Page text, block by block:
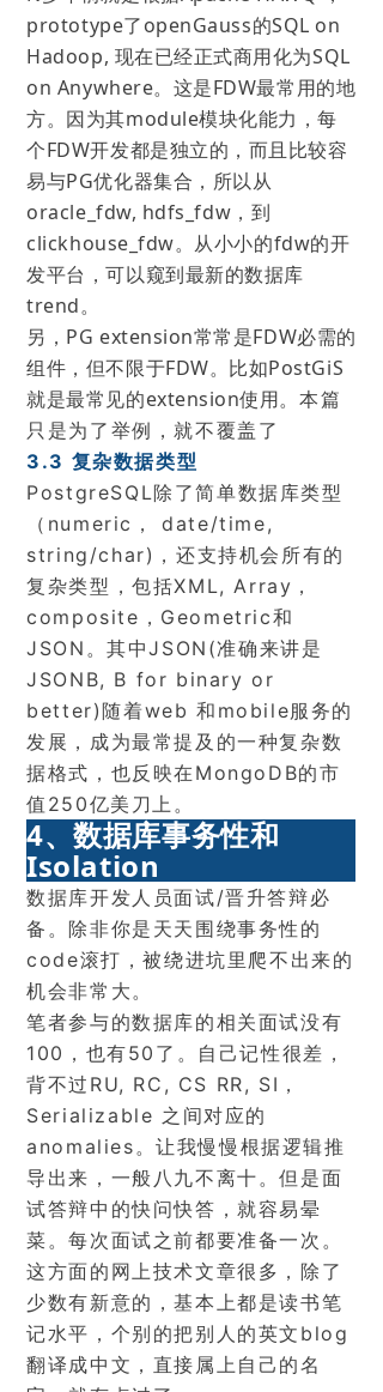
prototype了openGauss的SQL on
Hadoop, 现在已经正式商用化为SQL
on Anywhere。这是FDW最常用的地
方。因为其module模块化能力，每
个FDW开发都是独立的，而且比较容
易与PG优化器集合，所以从
oracle_fdw, hdfs_fdw，到
clickhouse_fdw。从小小的fdw的开
发平台，可以窥到最新的数据库
trend。
另，PG extension常常是FDW必需的
组件，但不限于FDW。比如PostGiS
就是最常见的extension使用。本篇
只是为了举例，就不覆盖了
3.3 复杂数据类型
PostgreSQL除了简单数据库类型
（numeric， date/time,
string/char)，还支持机会所有的
复杂类型，包括XML, Array，
composite，Geometric和
JSON。其中JSON(准确来讲是
JSONB, B for binary or
better)随着web 和mobile服务的
发展，成为最常提及的一种复杂数
据格式，也反映在MongoDB的市
值250亿美刀上。
4、数据库事务性和
Isolation
数据库开发人员面试/晋升答辩必
备。除非你是天天围绕事务性的
code滚打，被绕进坑里爬不出来的
机会非常大。
笔者参与的数据库的相关面试没有
100，也有50了。自己记性很差，
背不过RU, RC, CS RR, SI，
Serializable 之间对应的
anomalies。让我慢慢根据逻辑推
导出来，一般八九不离十。但是面
试答辩中的快问快答，就容易晕
菜。每次面试之前都要准备一次。
这方面的网上技术文章很多，除了
少数有新意的，基本上都是读书笔
记水平，个别的把别人的英文blog
翻译成中文，直接属上自己的名